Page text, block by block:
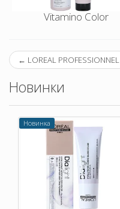
Vitamino Color
← LOREAL PROFESSIONNEL
Новинки
Новинка